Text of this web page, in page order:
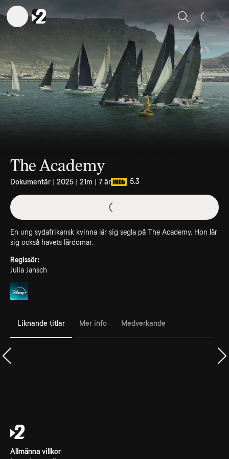
Sök
The Academy
Dokumentär | 2025 | 21m | 7 år 5.3
En ung sydafrikansk kvinna lär sig segla på The Academy. Hon lär
sig också havets lärdomar.
Regissör:
Julia Jansch
Liknande titlar Mer info Medverkande
Allmänna villkor